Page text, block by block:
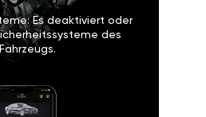
Es deaktiviert oder
des
Fahrzeugs.